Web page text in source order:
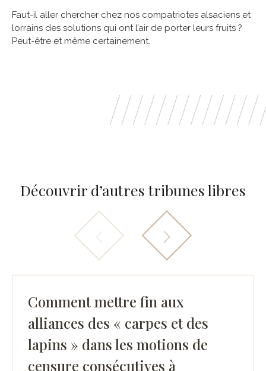
Faut-il aller chercher chez nos compatriotes alsaciens et
lorrains des solutions qui ont l’air de porter leurs fruits ?
Peut-être et même certainement.
Découvrir d’autres tribunes libres
Comment mettre fin aux
alliances des « carpes et des
lapins » dans les motions de
censure consécutives à